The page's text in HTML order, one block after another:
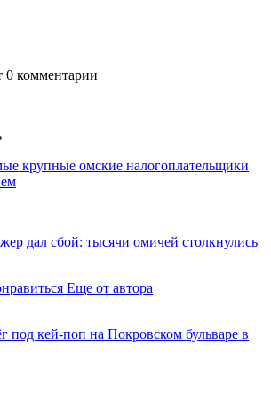
0 комментарии
крупные омские налогоплательщики
дал сбой: тысячи омичей столкнулись
Еще от автора
под кей-поп на Покровском бульваре в